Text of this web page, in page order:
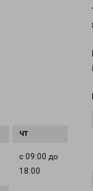
с 09:00 до
18:00